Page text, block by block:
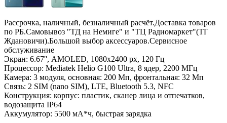
Рассрочка, наличный, безналичный расчёт.Доставка товаров
по РБ.Самовывоз "ТД на Немиге" и "ТЦ Радиомаркет"(ТГ
Ждановичи).Большой выбор аксессуаров.Сервисное
обслуживание
Экран: 6.67'', AMOLED, 1080x2400 px, 120 Гц
Процессор: Mediatek Helio G100 Ultra, 8 ядер, 2200 МГц
Камера: 3 модуля, основная: 200 Мп, фронтальная: 32 Мп
Связь: 2 SIM (nano SIM), LTE, Bluetooth 5.3, NFC
Конструкция: корпус: пластик, сканер лица и отпечатков,
водозащита IP64
Аккумулятор: 5500 мА*ч, быстрая зарядка